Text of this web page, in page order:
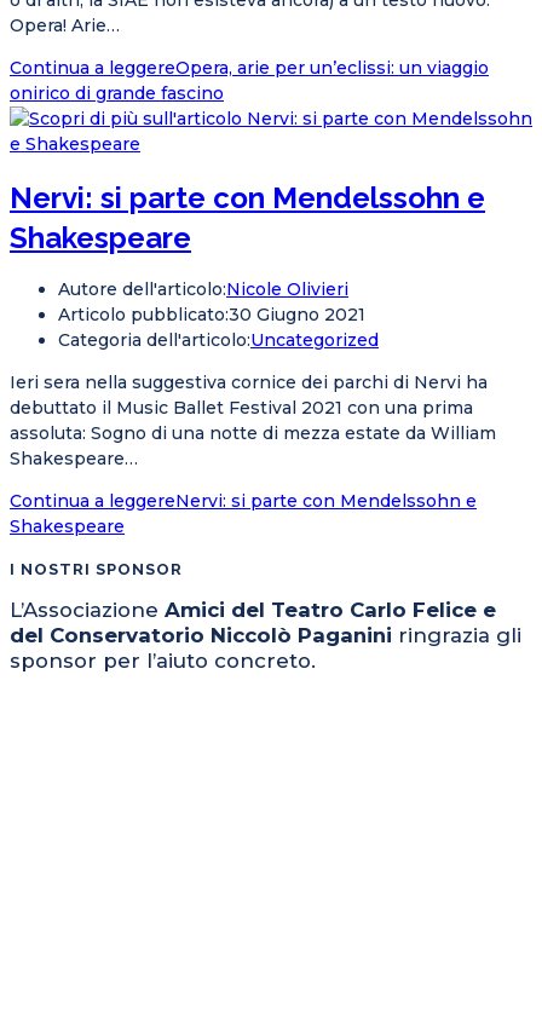
Opera! Arie…
Continua a leggereOpera, arie per un’eclissi: un viaggio
onirico di grande fascino
Nervi: si parte con Mendelssohn e
Shakespeare
Autore dell'articolo:Nicole Olivieri
Articolo pubblicato:30 Giugno 2021
Categoria dell'articolo:Uncategorized
Ieri sera nella suggestiva cornice dei parchi di Nervi ha
debuttato il Music Ballet Festival 2021 con una prima
assoluta: Sogno di una notte di mezza estate da William
Shakespeare…
Continua a leggereNervi: si parte con Mendelssohn e
Shakespeare
I NOSTRI SPONSOR
L’Associazione Amici del Teatro Carlo Felice e
del Conservatorio Niccolò Paganini ringrazia gli
sponsor per l’aiuto concreto.